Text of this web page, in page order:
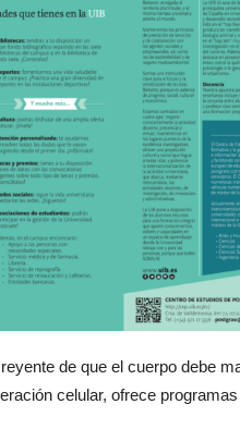
de que el cuerpo debe
celular, ofrece